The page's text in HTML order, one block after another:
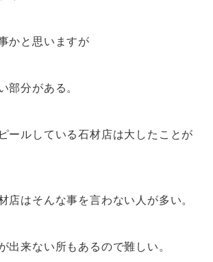
かと思いますが
部分がある。
ールしている石材店は大したことが
店はそんな事を言わない人が多い。
出来ない所もあるので難しい。